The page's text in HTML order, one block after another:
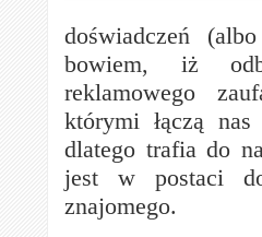
doświadczeń
bowiem, iż
reklamowego
którymi łączą
dlatego trafia do
jest w postaci
znajomego.